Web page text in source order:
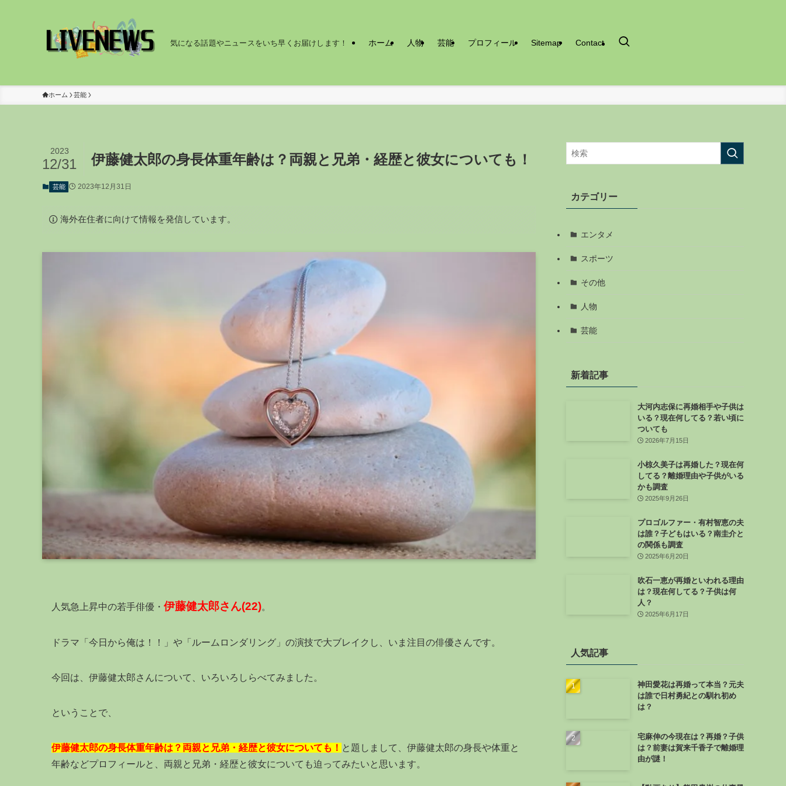
気になる話題やニュースをいち早くお届けします！ ホーム 人物 芸能 プロフィール Sitemap Contact
ホーム 芸能
伊藤健太郎の身長体重年齢は？両親と兄弟・経歴と彼女についても！
2023
12/31
芸能 2023年12月31日
海外在住者に向けて情報を発信しています。
人気急上昇中の若手俳優・ 伊藤健太郎さん(22)。
ドラマ「今日から俺は！！」や「ルームロンダリング」の演技で大ブレイクし、いま注目の俳優さんです。
今回は、伊藤健太郎さんについて、いろいろしらべてみました。
ということで、
伊藤健太郎の身長体重年齢は？両親と兄弟・経歴と彼女についても！ と題しまして、伊藤健太郎の身長や体重と
年齢などプロフィールと、両親と兄弟・経歴と彼女についても迫ってみたいと思います。
カテゴリー
エンタメ
スポーツ
その他
人物
芸能
新着記事
大河内志保に再婚相手や子供は
いる？現在何してる？若い頃に
ついても
2026年7月15日
小椋久美子は再婚した？現在何
してる？離婚理由や子供がいる
かも調査
2025年9月26日
プロゴルファー・有村智恵の夫
は誰？子どもはいる？南圭介と
の関係も調査
2025年6月20日
吹石一恵が再婚といわれる理由
は？現在何してる？子供は何
人？
2025年6月17日
人気記事
神田愛花は再婚って本当？元夫
は誰で日村勇紀との馴れ初め
は？
宅麻伸の今現在は？再婚？子供
は？前妻は賀来千香子で離婚理
由が謎！